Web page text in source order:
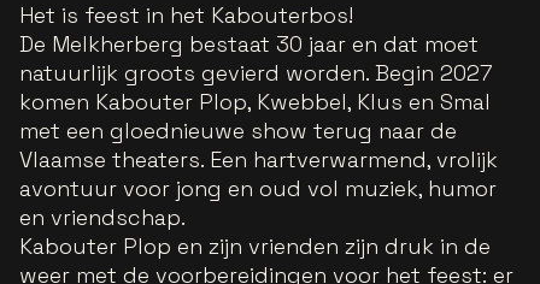
Het is feest in het Kabouterbos!
De Melkherberg bestaat 30 jaar en dat moet
natuurlijk groots gevierd worden. Begin 2027
komen Kabouter Plop, Kwebbel, Klus en Smal
met een gloednieuwe show terug naar de
Vlaamse theaters. Een hartverwarmend, vrolijk
avontuur voor jong en oud vol muziek, humor
en vriendschap.
Kabouter Plop en zijn vrienden zijn druk in de
weer met de voorbereidingen voor het feest: er